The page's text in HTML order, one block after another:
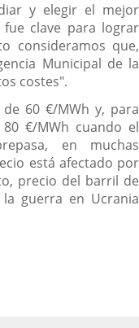
y elegir el mejor
clave para lograr
consideramos que,
Municipal de la
costes".
60 €/MWh y, para
€/MWh cuando el
en muchas
está afectado por
precio del barril de
guerra en Ucrania